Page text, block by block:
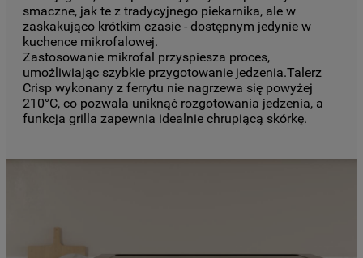
smaczne, jak te z tradycyjnego piekarnika, ale w
zaskakująco krótkim czasie - dostępnym jedynie w
kuchence mikrofalowej.
Zastosowanie mikrofal przyspiesza proces,
umożliwiając szybkie przygotowanie jedzenia.Talerz
Crisp wykonany z ferrytu nie nagrzewa się powyżej
210°C, co pozwala uniknąć rozgotowania jedzenia, a
funkcja grilla zapewnia idealnie chrupiącą skórkę.